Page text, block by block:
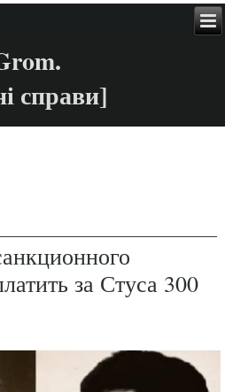
справи]
за Стуса 300